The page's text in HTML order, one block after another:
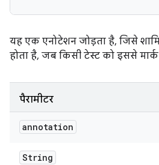
यह एक एनोटेशन जोड़ता है, जिसे
होता है, जब किसी टेस्ट को इससे मार्क
पैरामीटर
annotation
String